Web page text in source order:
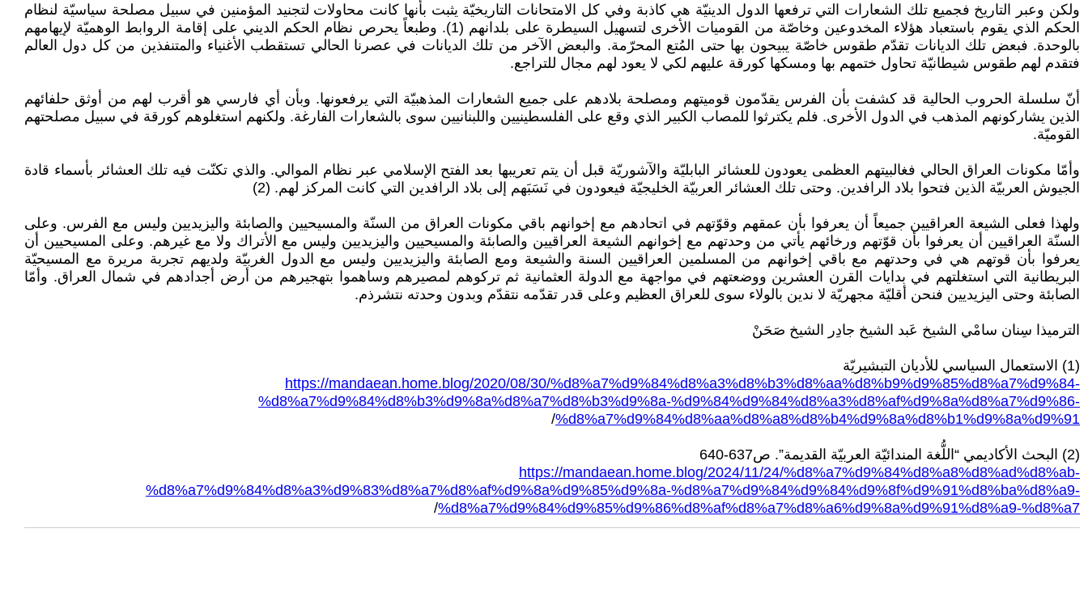
ولكن وعبر التاريخ فجميع تلك الشعارات التي ترفعها الدول الدينيّة هي كاذبة وفي كل الامتحانات التاريخيّة يثبت بأنها كانت محاولات لتجنيد المؤمنين في سبيل مصلحة سياسيّة لنظام
الحكم الذي يقوم باستعباد هؤلاء المخدوعين وخاصّة من القوميات الأخرى لتسهيل السيطرة على بلدانهم (1). وطبعاً يحرص نظام الحكم الديني على إقامة الروابط الوهميّة لإيهامهم
بالوحدة. فبعض تلك الديانات تقدّم طقوس خاصّة يبيحون بها حتى المُتع المحرّمة. والبعض الآخر من تلك الديانات في عصرنا الحالي تستقطب الأغنياء والمتنفذين من كل دول العالم
فتقدم لهم طقوس شيطانيّة تحاول ختمهم بها ومسكها كورقة عليهم لكي لا يعود لهم مجال للتراجع.
أنّ سلسلة الحروب الحالية قد كشفت بأن الفرس يقدّمون قوميتهم ومصلحة بلادهم على جميع الشعارات المذهبيّة التي يرفعونها. وبأن أي فارسي هو أقرب لهم من أوثق حلفائهم
الذين يشاركونهم المذهب في الدول الأخرى. فلم يكترثوا للمصاب الكبير الذي وقع على الفلسطينيين واللبنانيين سوى بالشعارات الفارغة. ولكنهم استغلوهم كورقة في سبيل مصلحتهم
القوميّة.
وأمّا مكونات العراق الحالي فغالبيتهم العظمى يعودون للعشائر البابليّة والآشوريّة قبل أن يتم تعريبها بعد الفتح الإسلامي عبر نظام الموالي. والذي تكنّت فيه تلك العشائر بأسماء قادة
الجيوش العربيّة الذين فتحوا بلاد الرافدين. وحتى تلك العشائر العربيّة الخليجيّة فيعودون في نَسَبَهم إلى بلاد الرافدين التي كانت المركز لهم. (2)
ولهذا فعلى الشيعة العراقيين جميعاً أن يعرفوا بأن عمقهم وقوّتهم في اتحادهم مع إخوانهم باقي مكونات العراق من السنّة والمسيحيين والصابئة واليزيديين وليس مع الفرس. وعلى
السنّة العراقيين أن يعرفوا بأن قوّتهم ورخائهم يأتي من وحدتهم مع إخوانهم الشيعة العراقيين والصابئة والمسيحيين واليزيديين وليس مع الأتراك ولا مع غيرهم. وعلى المسيحيين أن
يعرفوا بأن قوتهم هي في وحدتهم مع باقي إخوانهم من المسلمين العراقيين السنة والشيعة ومع الصابئة واليزيديين وليس مع الدول الغربيّة ولديهم تجربة مريرة مع المسيحيّة
البريطانية التي استغلتهم في بدايات القرن العشرين ووضعتهم في مواجهة مع الدولة العثمانية ثم تركوهم لمصيرهم وساهموا بتهجيرهم من أرض أجدادهم في شمال العراق. وأمّا
الصابئة وحتى اليزيديين فنحن أقليّة مجهريّة لا ندين بالولاء سوى للعراق العظيم وعلى قدر تقدّمه نتقدّم وبدون وحدته نتشرذم.
الترميذا سِنان سامْي الشيخ عَبد الشيخ جادِر الشيخ صَحَنْ
(1) الاستعمال السياسي للأديان التبشيريّة
https://mandaean.home.blog/2020/08/30/%d8%a7%d9%84%d8%a3%d8%b3%d8%aa%d8%b9%d9%85%d8%a7%d9%84-
%d8%a7%d9%84%d8%b3%d9%8a%d8%a7%d8%b3%d9%8a-%d9%84%d9%84%d8%a3%d8%af%d9%8a%d8%a7%d9%86-
%d8%a7%d9%84%d8%aa%d8%a8%d8%b4%d9%8a%d8%b1%d9%8a%d9%91
/
(2) البحث الأكاديمي “اللُّغة المندائيّة العربيّة القديمة”. ص637-640
https://mandaean.home.blog/2024/11/24/%d8%a7%d9%84%d8%a8%d8%ad%d8%ab-
%d8%a7%d9%84%d8%a3%d9%83%d8%a7%d8%af%d9%8a%d9%85%d9%8a-%d8%a7%d9%84%d9%84%d9%8f%d9%91%d8%ba%d8%a9-
%d8%a7%d9%84%d9%85%d9%86%d8%af%d8%a7%d8%a6%d9%8a%d9%91%d8%a9-%d8%a7
/